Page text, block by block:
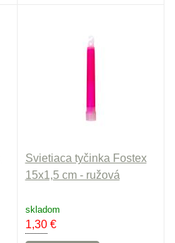
Svietiaca tyčinka Fostex
15x1,5 cm - ružová
skladom
1,30€